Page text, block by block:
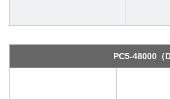
PC5-48000（